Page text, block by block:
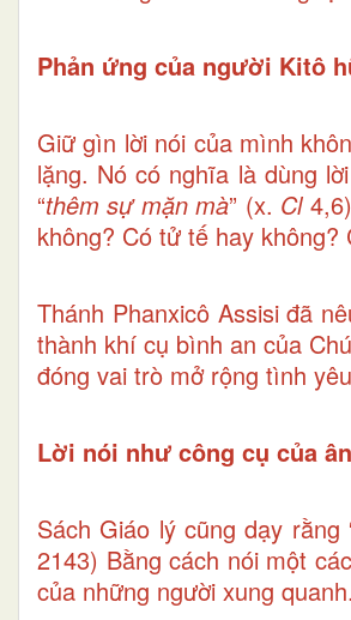
Phản ứng của người Kitô
Giữ gìn lời nói của mình
lặng. Nó có nghĩa là dùng
“thêm sự mặn mà” (x. Cl
không? Có tử tế hay không?
Thánh Phanxicô Assisi đã
thành khí cụ bình an của
đóng vai trò mở rộng tình
Lời nói như công cụ của
Sách Giáo lý cũng dạy
2143) Bằng cách nói một
của những người xung quanh.